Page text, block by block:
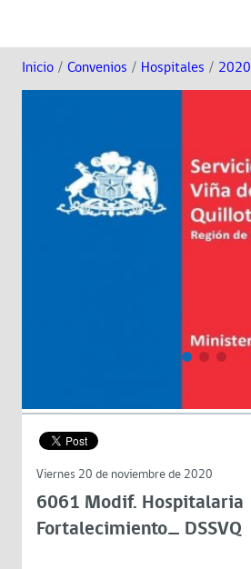
Inicio / Convenios / Hospitales / 2020
Viernes 20 de noviembre de 2020
6061 Modif. Hospitalaria
Fortalecimiento_ DSSVQ